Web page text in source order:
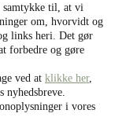
samtykke til, at vi
om, hvorvidt og
links heri. Det gør
forbedre og gøre
ved at klikke her,
nyhedsbreve.
i vores